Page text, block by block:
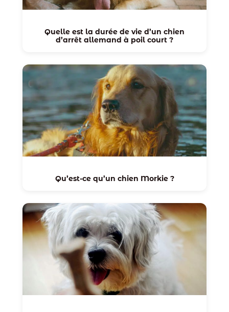
Quelle est la durée de vie d’un chien
d’arrêt allemand à poil court ?
Qu’est-ce qu’un chien Morkie ?